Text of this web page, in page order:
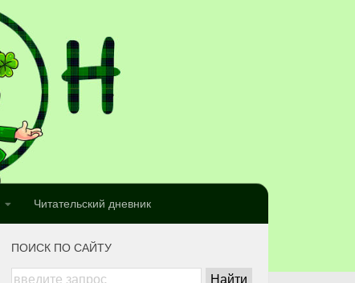
Читательский дневник
ПОИСК ПО САЙТУ